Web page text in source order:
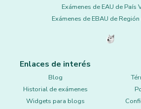
Exámenes de EAU de País
Exámenes de EBAU de
Enlaces de interés
Blog
Historial de exámenes
Widgets para blogs